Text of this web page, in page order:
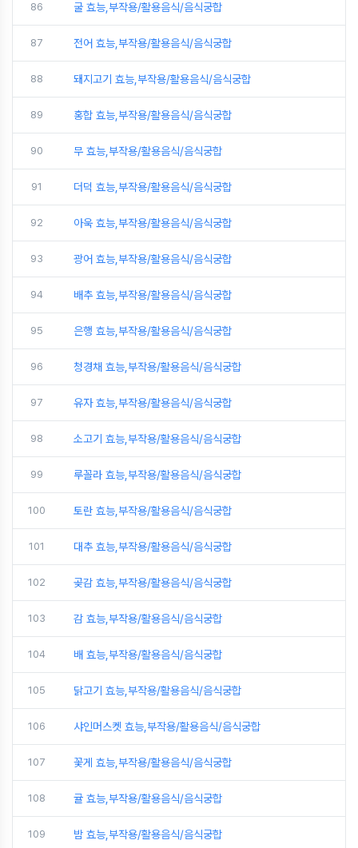
86 굴 효능,부작용/활용음식/음식궁합
87 전어 효능,부작용/활용음식/음식궁합
88 돼지고기 효능,부작용/활용음식/음식궁합
89 홍합 효능,부작용/활용음식/음식궁합
90 무 효능,부작용/활용음식/음식궁합
91 더덕 효능,부작용/활용음식/음식궁합
92 아욱 효능,부작용/활용음식/음식궁합
93 광어 효능,부작용/활용음식/음식궁합
94 배추 효능,부작용/활용음식/음식궁합
95 은행 효능,부작용/활용음식/음식궁합
96 청경채 효능,부작용/활용음식/음식궁합
97 유자 효능,부작용/활용음식/음식궁합
98 소고기 효능,부작용/활용음식/음식궁합
99 루꼴라 효능,부작용/활용음식/음식궁합
100 토란 효능,부작용/활용음식/음식궁합
101 대추 효능,부작용/활용음식/음식궁합
102 곶감 효능,부작용/활용음식/음식궁합
103 감 효능,부작용/활용음식/음식궁합
104 배 효능,부작용/활용음식/음식궁합
105 닭고기 효능,부작용/활용음식/음식궁합
106 샤인머스켓 효능,부작용/활용음식/음식궁합
107 꽃게 효능,부작용/활용음식/음식궁합
108 귤 효능,부작용/활용음식/음식궁합
109 밤 효능,부작용/활용음식/음식궁합